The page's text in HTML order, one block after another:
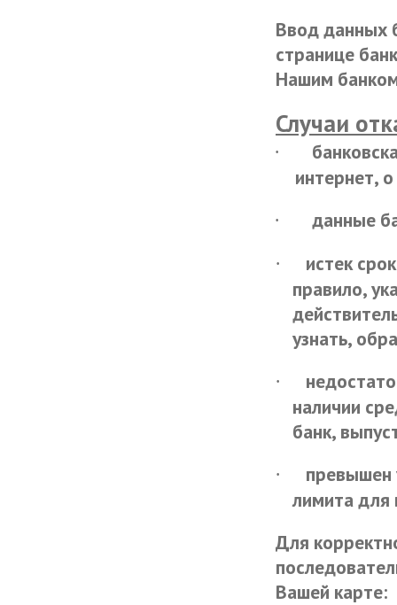
Ввод данных
странице
Нашим
Случаи
·
интернет,
· данные
·
истек
правило,
узнать,
·
наличии
банк,
·
превышен
лимита для
Для
Вашей карте: